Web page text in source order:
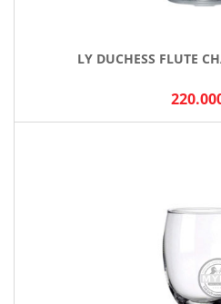
LY DUCHESS FLUTE